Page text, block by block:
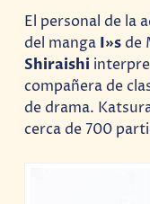
El personal de la
del manga I»sde
Shiraishi
compañera de
de drama.
cerca de 700